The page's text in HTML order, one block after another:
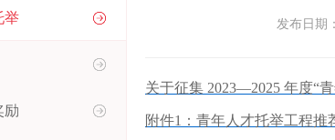
举
励
发布日
关于征集 2023—2025 年度“
附件1：青年人才托举工程推